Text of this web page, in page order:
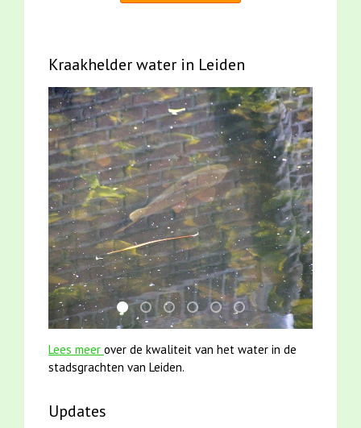
Kraakhelder water in Leiden
karper met kattenklimtouw
smoelenboek fifi en karper nieuwsbrief-
jun2021 zaklv 5 snoekje MOOI
mei2021 1 snoekje elly
jun2021 28 brasem en
mei2021
Lees meer over de kwaliteit van het water in de
stadsgrachten van Leiden.
Updates